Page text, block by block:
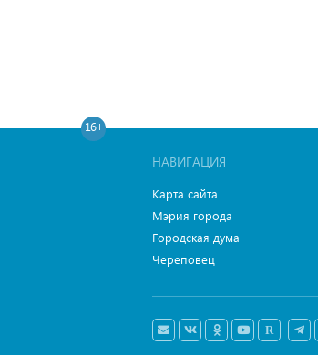
16+
НАВИГАЦИЯ
Карта сайта
Мэрия города
Городская дума
Череповец